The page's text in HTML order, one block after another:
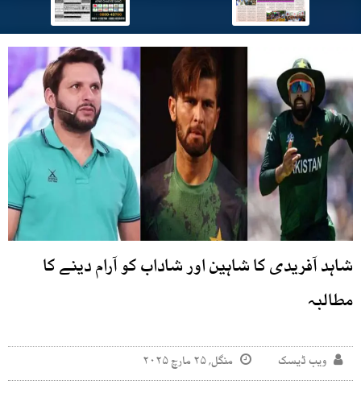
شاہد آفریدی کا شاہین اور شاداب کو آرام دینے کا
مطالبہ
ویب ڈیسک منگل, ۲۵ مارچ ۲۰۲۵